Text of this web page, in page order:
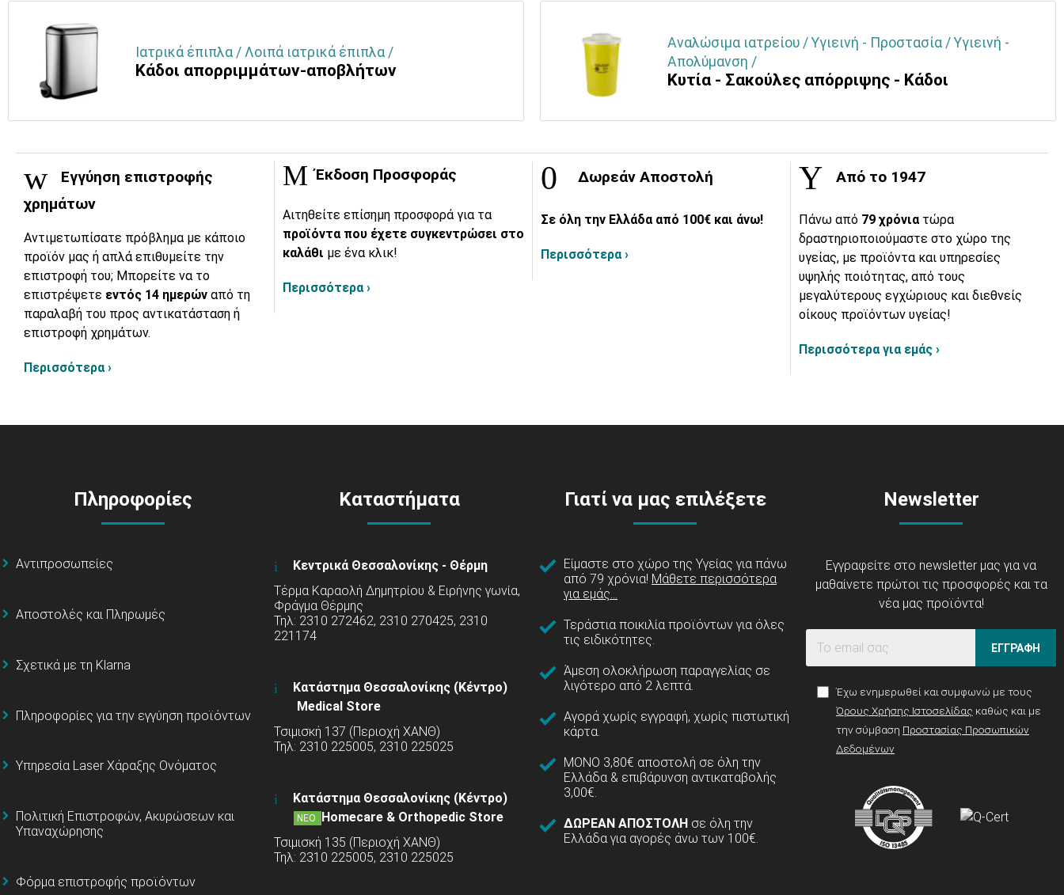
Ιατρικά έπιπλα / Λοιπά ιατρικά έπιπλα /
Κάδοι απορριμμάτων-αποβλήτων
Αναλώσιμα ιατρείου / Υγιεινή - Προστασία / Υγιεινή -
Απολύμανση /
Κυτία - Σακούλες απόρριψης - Κάδοι
Εγγύηση επιστροφής
χρημάτων
Αντιμετωπίσατε πρόβλημα με κάποιο
προϊόν μας ή απλά επιθυμείτε την
επιστροφή του; Μπορείτε να το
επιστρέψετε εντός 14 ημερών από τη
παραλαβή του προς αντικατάσταση ή
επιστροφή χρημάτων.
Περισσότερα ›
Έκδοση Προσφοράς
Αιτηθείτε επίσημη προσφορά για τα
προϊόντα που έχετε συγκεντρώσει στο
καλάθι με ένα κλικ!
Περισσότερα ›
Δωρεάν Αποστολή
Σε όλη την Ελλάδα από 100€ και άνω!
Περισσότερα ›
Από το 1947
Πάνω από 79 χρόνια τώρα
δραστηριοποιούμαστε στο χώρο της
υγείας, με προϊόντα και υπηρεσίες
υψηλής ποιότητας, από τους
μεγαλύτερους εγχώριους και διεθνείς
οίκους προϊόντων υγείας!
Περισσότερα για εμάς ›
Πληροφορίες
Αντιπροσωπείες
Αποστολές και Πληρωμές
Σχετικά με τη Klarna
Πληροφορίες για την εγγύηση προϊόντων
Υπηρεσία Laser Χάραξης Ονόματος
Πολιτική Επιστροφών, Ακυρώσεων και
Υπαναχώρησης
Φόρμα επιστροφής προϊόντων
Καταστήματα
Κεντρικά Θεσσαλονίκης - Θέρμη
Τέρμα Καραολή Δημητρίου & Ειρήνης γωνία,
Φράγμα Θέρμης
Τηλ: 2310 272462, 2310 270425, 2310
221174
Κατάστημα Θεσσαλονίκης (Κέντρο)
Medical Store
Τσιμισκή 137 (Περιοχή ΧΑΝΘ)
Τηλ: 2310 225005, 2310 225025
Κατάστημα Θεσσαλονίκης (Κέντρο)
ΝΕΟ
Homecare & Orthopedic Store
Τσιμισκή 135 (Περιοχή ΧΑΝΘ)
Τηλ: 2310 225005, 2310 225025
Γιατί να μας επιλέξετε
Είμαστε στο χώρο της Υγείας για πάνω
από 79 χρόνια! Μάθετε περισσότερα
για εμάς...
Τεράστια ποικιλία προϊόντων για όλες
τις ειδικότητες.
Άμεση ολοκλήρωση παραγγελίας σε
λιγότερο από 2 λεπτά.
Αγορά χωρίς εγγραφή, χωρίς πιστωτική
κάρτα.
ΜΟΝΟ 3,80€ αποστολή σε όλη την
Ελλάδα & επιβάρυνση αντικαταβολής
3,00€.
ΔΩΡΕΑΝ ΑΠΟΣΤΟΛΗ σε όλη την
Ελλάδα για αγορές άνω των 100€.
Newsletter
Εγγραφείτε στο newsletter μας για να
μαθαίνετε πρώτοι τις προσφορές και τα
νέα μας προϊόντα!
ΕΓΓΡΑΦΗ
Έχω ενημερωθεί και συμφωνώ με τους
Όρους Χρήσης Ιστοσελίδας καθώς και με
την σύμβαση Προστασίας Προσωπικών
Δεδομένων